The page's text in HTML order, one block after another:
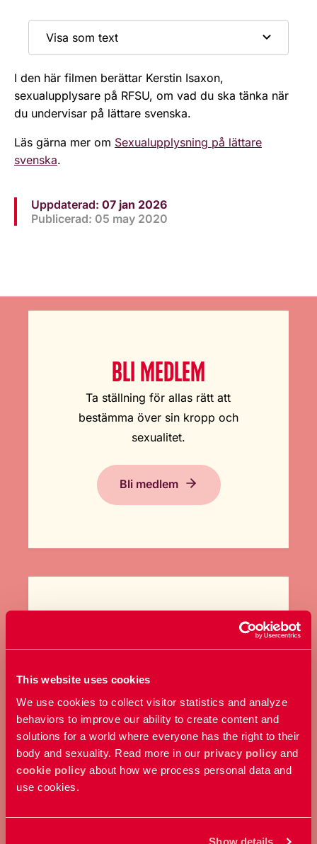
This website uses cookies
We use cookies to collect visitor statistics and analyze
behaviors to improve our ability to create content and
solutions for a world where everyone has the right to their
body and sexuality. Read more in our privacy policy and
cookie policy about how we process personal data and
use cookies.
Show details
Visa som text
I den här filmen berättar Kerstin Isaxon,
sexualupplysare på RFSU, om vad du ska tänka när
du undervisar på lättare svenska.
Läs gärna mer om Sexualupplysning på lättare
svenska.
Uppdaterad: 07 jan 2026
Publicerad: 05 may 2020
BLI MEDLEM
Ta ställning för allas rätt att
bestämma över sin kropp och
sexualitet.
Bli medlem
stöd vårt arbete här och nu.
Ge en gåva